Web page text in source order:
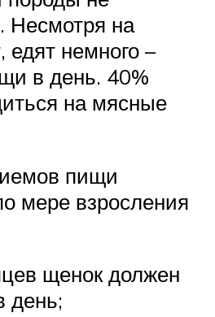
Несмотря на
едят немного –
в день. 40%
на мясные
пищи
мере взросления
щенок должен
день;